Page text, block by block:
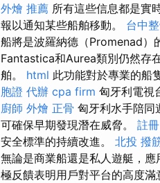
外燴 推薦 所有這些信息都是實
報以通知某些船舶移動。 台中
船將是波羅納德（Promenad）
Fantastica和Aurea類別仍然存
舶。 html 此功能對於專業的船
胞證 代辦 cpa firm 匈牙利電視
廚師 外燴 正骨 匈牙利水手陪同
可確保早期發現潛在威脅。 註
安全標準的持續改進。 北投 撥
無論是商業船還是私人遊艇，
極反饋表明用戶對平台的高度滿